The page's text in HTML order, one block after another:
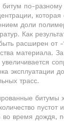
битум по-
доли
Как
расширен от
материала.
увеличивается
эксплуатации
трасс.
битумы
во время дождя,